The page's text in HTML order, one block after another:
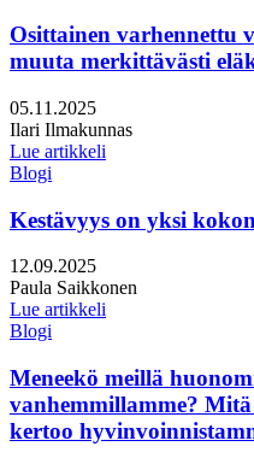
Osittainen varhennettu
muuta merkittävästi
Julkaistu:
05.11.2025
Kirjoittajat:
Ilari Ilmakunnas
Lue artikkeli
Blogi
Kestävyys on yksi
Julkaistu:
12.09.2025
Kirjoittajat:
Paula Saikkonen
Lue artikkeli
Blogi
Meneekö meillä
vanhemmillamme?
kertoo